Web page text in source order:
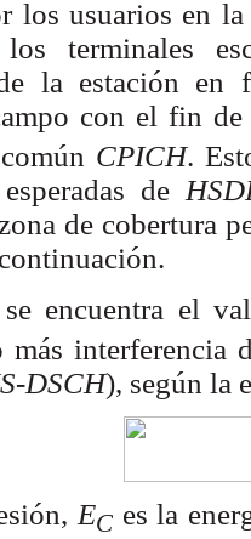
los usuarios en la
terminales
la estación en
con el fin
CPICH.
de
de cobertura
se encuentra el
más interferencia
DSCH), según la
EC es la